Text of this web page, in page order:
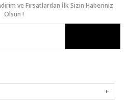
ve Fırsatlardan İlk Sizin Haberiniz
Olsun !